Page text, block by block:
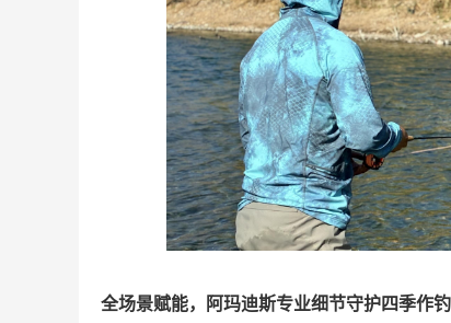
全场景赋能，阿玛迪斯专业细节守护四季作钓